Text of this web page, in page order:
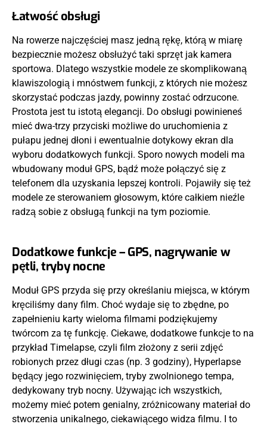
Łatwość obsługi
Na rowerze najczęściej masz jedną rękę, którą w miarę
bezpiecznie możesz obsłużyć taki sprzęt jak kamera
sportowa. Dlatego wszystkie modele ze skomplikowaną
klawiszologią i mnóstwem funkcji, z których nie możesz
skorzystać podczas jazdy, powinny zostać odrzucone.
Prostota jest tu istotą elegancji. Do obsługi powinieneś
mieć dwa-trzy przyciski możliwe do uruchomienia z
pułapu jednej dłoni i ewentualnie dotykowy ekran dla
wyboru dodatkowych funkcji. Sporo nowych modeli ma
wbudowany moduł GPS, bądź może połączyć się z
telefonem dla uzyskania lepszej kontroli. Pojawiły się też
modele ze sterowaniem głosowym, które całkiem nieźle
radzą sobie z obsługą funkcji na tym poziomie.
Dodatkowe funkcje – GPS, nagrywanie w
pętli, tryby nocne
Moduł GPS przyda się przy określaniu miejsca, w którym
kręciliśmy dany film. Choć wydaje się to zbędne, po
zapełnieniu karty wieloma filmami podziękujemy
twórcom za tę funkcję. Ciekawe, dodatkowe funkcje to na
przykład Timelapse, czyli film złożony z serii zdjęć
robionych przez długi czas (np. 3 godziny), Hyperlapse
będący jego rozwinięciem, tryby zwolnionego tempa,
dedykowany tryb nocny. Używając ich wszystkich,
możemy mieć potem genialny, zróżnicowany materiał do
stworzenia unikalnego, ciekawiącego widza filmu. I to